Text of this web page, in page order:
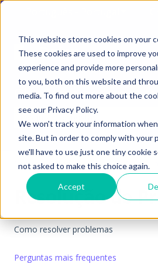
This website stores cookies on your
These cookies are used to improve
experience and provide more
to you, both on this website and
media. To find out more about the
see our Privacy Policy.
We won't track your information
site. But in order to comply with your
we'll have to use just one tiny cookie
not asked to make this choice again.
Accept
Olá. Como podemos
Não existem sugestões porque
Centro de ajuda Resolução de
Resolução de
Como resolver problemas
Perguntas mais frequentes